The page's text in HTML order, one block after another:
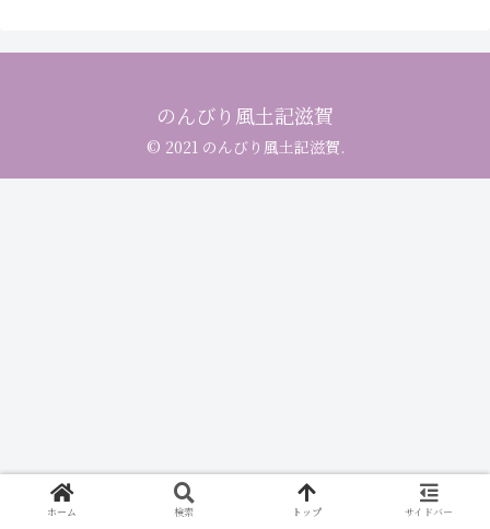
のんびり風土記滋賀
© 2021 のんびり風土記滋賀.
ホーム 検索 トップ サイドバー